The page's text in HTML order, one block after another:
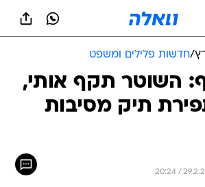
/חדשות פלילים ומשפט
השוטר תקף אותי,
תיק מסיבות